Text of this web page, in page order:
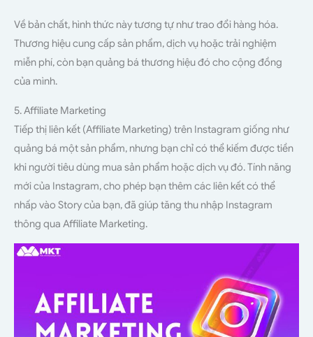
Về bản chất, hình thức này tương tự như trao đổi hàng hóa.
Thương hiệu cung cấp sản phẩm, dịch vụ hoặc trải nghiệm
miễn phí, còn bạn quảng bá thương hiệu đó cho cộng đồng
của mình.
5. Affiliate Marketing
Tiếp thị liên kết (Affiliate Marketing) trên Instagram giống như
quảng bá một sản phẩm, nhưng bạn chỉ có thể kiếm được tiền
khi người tiêu dùng mua sản phẩm hoặc dịch vụ đó. Tính năng
mới của Instagram, cho phép bạn thêm các liên kết có thể
nhấp vào Story của bạn, đã giúp tăng thu nhập Instagram
thông qua Affiliate Marketing.